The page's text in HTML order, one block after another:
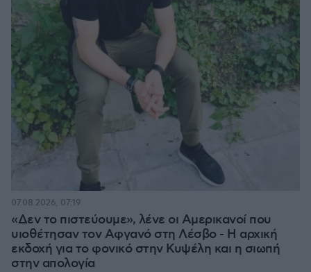
«Δεν το πιστεύουμε», λένε οι Αμερικανοί που
υιοθέτησαν τον Αφγανό στη Λέσβο - Η αρχική
εκδοχή για το φονικό στην Κυψέλη και η σιωπή
στην απολογία
07.08.2026, 07:19